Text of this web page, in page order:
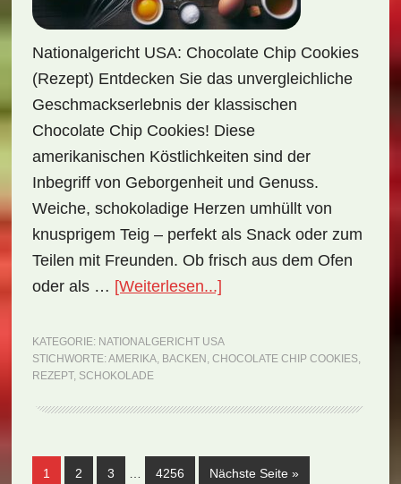
Nationalgericht USA: Chocolate Chip Cookies
(Rezept) Entdecken Sie das unvergleichliche
Geschmackserlebnis der klassischen
Chocolate Chip Cookies! Diese
amerikanischen Köstlichkeiten sind der
Inbegriff von Geborgenheit und Genuss.
Weiche, schokoladige Herzen umhüllt von
knusprigem Teig – perfekt als Snack oder zum
Teilen mit Freunden. Ob frisch aus dem Ofen
oder als … [Weiterlesen...]ÜberNationalgericht
Chocolate
Chip
(Rezept)
KATEGORIE: NATIONALGERICHT USA
STICHWORTE: AMERIKA, BACKEN , CHOCOLATE CHIP COOKIES,
REZEPT, SCHOKOLADE
Seite
1 Seite
2 Seite
3 Seite
4256 Nächste Seite aufrufen
»